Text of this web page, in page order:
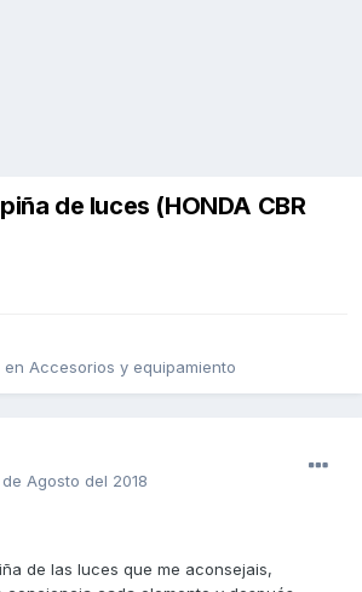
de luces (HONDA CBR
en Accesorios y equipamiento
de Agosto del 2018
de las luces que me aconsejais,